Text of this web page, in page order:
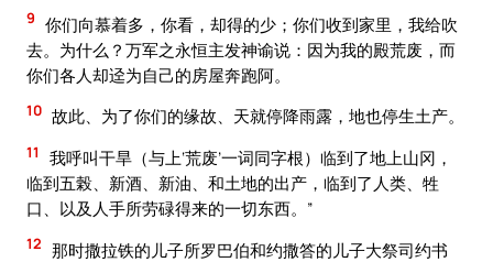
9 你们向慕着多，你看，却得的少；你们收到家里，我给吹
去。为什么？万军之永恒主发神谕说：因为我的殿荒废，而
你们各人却迳为自己的房屋奔跑阿。
10 故此、为了你们的缘故、天就停降雨露，地也停生土产。
11
我呼叫干旱（与上‘荒废’一词同字根）临到了地上山冈，
临到五榖、新酒、新油、和土地的出产，临到了人类、牲
口、以及人手所劳碌得来的一切东西。”
12 那时撒拉铁的儿子所罗巴伯和约撒答的儿子大祭司约书